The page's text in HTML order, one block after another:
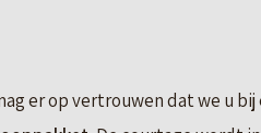
er op vertrouwen dat we u